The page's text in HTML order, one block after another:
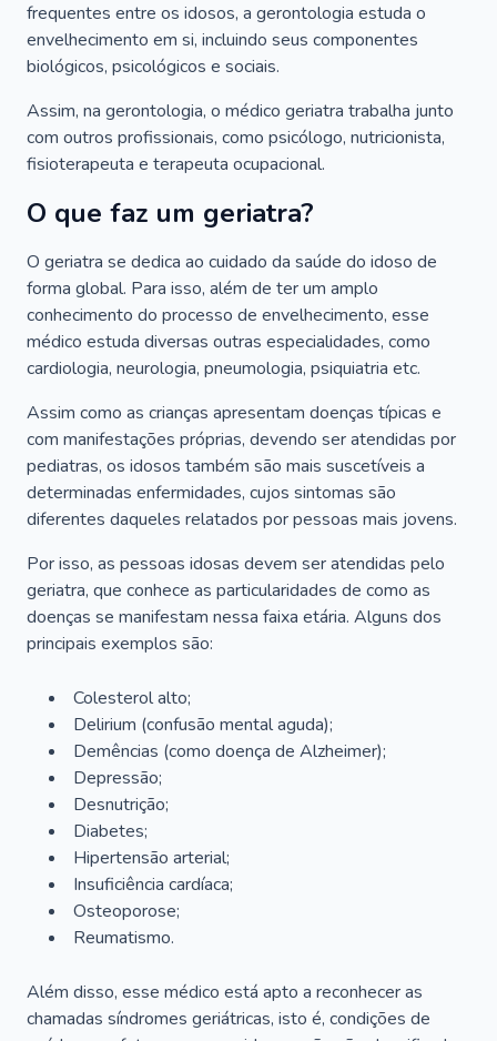
frequentes entre os idosos, a gerontologia estuda o
envelhecimento em si, incluindo seus componentes
biológicos, psicológicos e sociais.
Assim, na gerontologia, o médico geriatra trabalha junto
com outros profissionais, como psicólogo, nutricionista,
fisioterapeuta e terapeuta ocupacional.
O que faz um geriatra?
O geriatra se dedica ao cuidado da saúde do idoso de
forma global. Para isso, além de ter um amplo
conhecimento do processo de envelhecimento, esse
médico estuda diversas outras especialidades, como
cardiologia, neurologia, pneumologia, psiquiatria etc.
Assim como as crianças apresentam doenças típicas e
com manifestações próprias, devendo ser atendidas por
pediatras, os idosos também são mais suscetíveis a
determinadas enfermidades, cujos sintomas são
diferentes daqueles relatados por pessoas mais jovens.
Por isso, as pessoas idosas devem ser atendidas pelo
geriatra, que conhece as particularidades de como as
doenças se manifestam nessa faixa etária. Alguns dos
principais exemplos são:
Colesterol alto;
Delirium (confusão mental aguda);
Demências (como doença de Alzheimer);
Depressão;
Desnutrição;
Diabetes;
Hipertensão arterial;
Insuficiência cardíaca;
Osteoporose;
Reumatismo.
Além disso, esse médico está apto a reconhecer as
chamadas síndromes geriátricas, isto é, condições de